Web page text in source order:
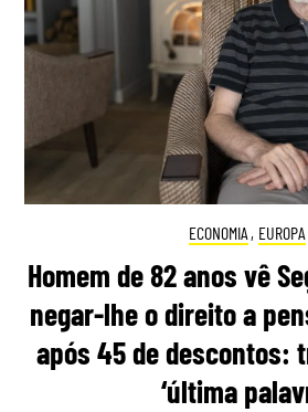
ECONOMIA , EUROPA
Homem de 82 anos vê
negar-lhe o direito a
após 45 de descontos:
‘última